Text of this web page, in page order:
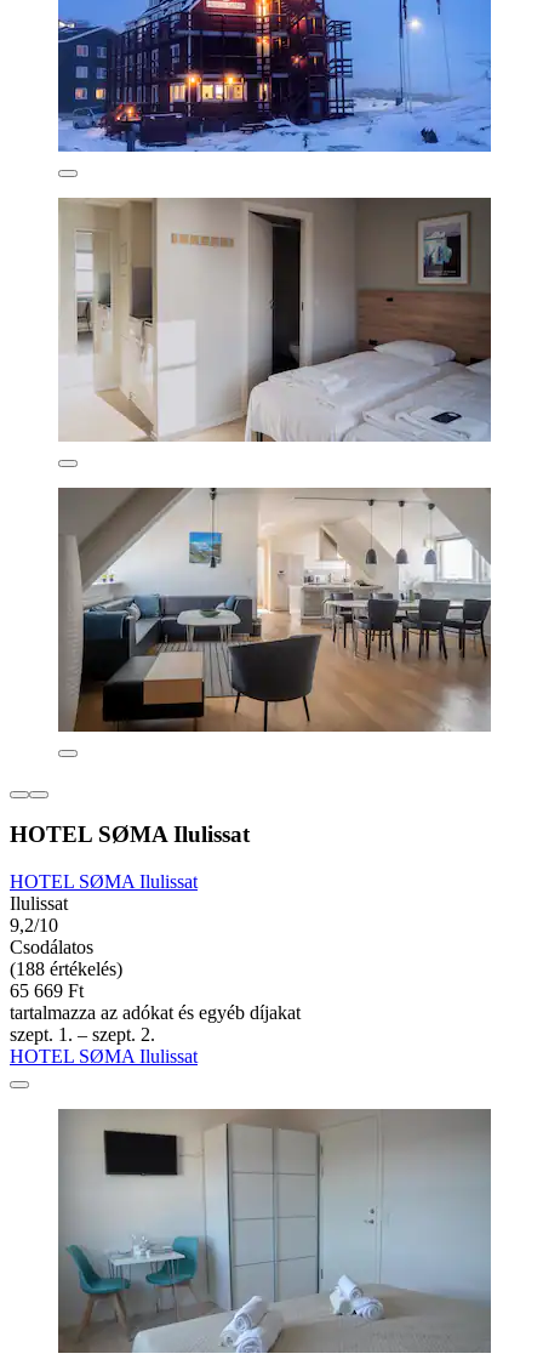
HOTEL SØMA Ilulissat
HOTEL SØMA Ilulissat
Ilulissat
9,2/10
Csodálatos
(188 értékelés)
65 669 Ft
tartalmazza az adókat és egyéb díjakat
szept. 1. – szept. 2.
HOTEL SØMA Ilulissat